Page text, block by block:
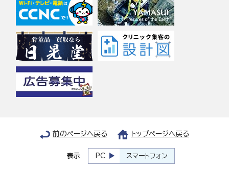
前のページへ戻る トップページへ戻る
表示 PC スマートフォン